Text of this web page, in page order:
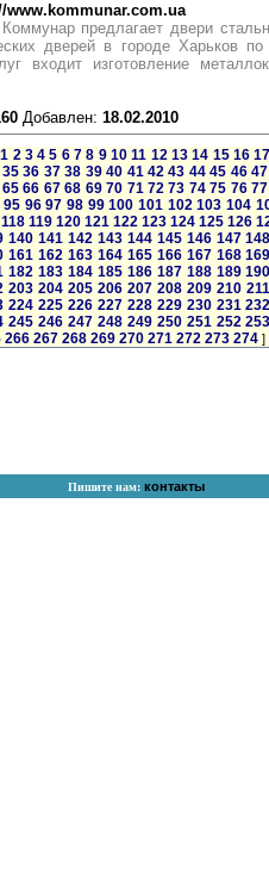
www.kommunar.com.ua
предлагает двери
дверей в городе Харьков
входит изготовление
Добавлен: 18.02.2010
1 2 3 4 5 6 7 8 9 10 11 12 13 14 15 16
35 36 37 38 39 40 41 42 43 44 45 46 47
65 66 67 68 69 70 71 72 73 74 75 76 77
95 96 97 98 99 100 101 102 103 104
118 119 120 121 122 123 124 125 126
140 141 142 143 144 145 146 147
161 162 163 164 165 166 167 168
182 183 184 185 186 187 188 189
203 204 205 206 207 208 209 210 211
224 225 226 227 228 229 230 231
245 246 247 248 249 250 251 252
266 267 268 269 270 271 272 273 274 ]
Пишите нам: контакты